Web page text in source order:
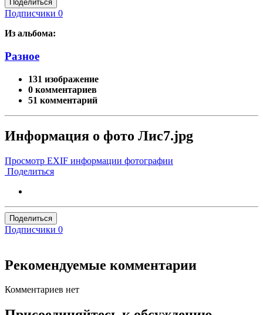
Поделиться
Подписчики 0
Из альбома:
Разное
131 изображение
0 комментариев
51 комментарий
Информация о фото Лис7.jpg
Просмотр EXIF информации фотографии
Поделиться
Поделиться
Подписчики 0
Рекомендуемые комментарии
Комментариев нет